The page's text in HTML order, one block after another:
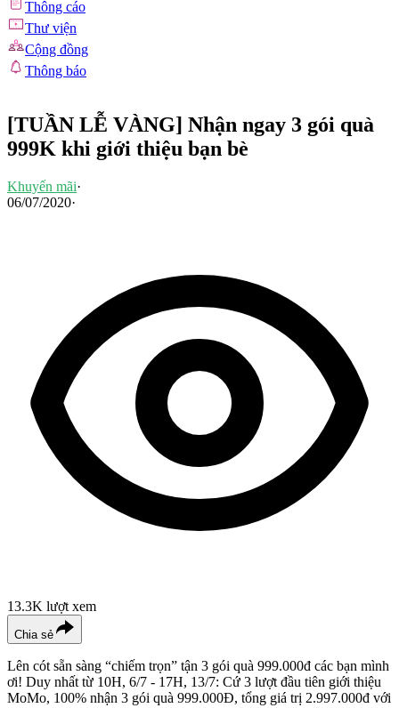
Thông cáo
Thư viện
Cộng đồng
Thông báo
[TUẦN LỄ VÀNG] Nhận ngay 3 gói quà
999K khi giới thiệu bạn bè
Khuyến mãi·
06/07/2020·
13.3K lượt xem
Chia sẻ
Lên cót sẵn sàng “chiếm trọn” tận 3 gói quà 999.000đ các bạn mình
ơi! Duy nhất từ 10H, 6/7 - 17H, 13/7: Cứ 3 lượt đầu tiên giới thiệu
MoMo, 100% nhận 3 gói quà 999.000Đ, tổng giá trị 2.997.000đ với